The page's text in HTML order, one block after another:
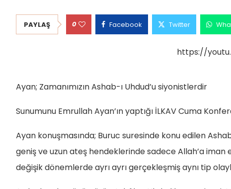
PAYLAŞ 0 Facebook Twitter
https://
Ayan; Zamanımızın Ashab-ı Uhdud’u siyonistlerdir
Sunumunu Emrullah Ayan’ın yaptığı İLKAV Cuma
Ayan konuşmasında; Buruc suresinde konu edilen
geniş ve uzun ateş hendeklerinde sadece Allah’a
değişik dönemlerde ayrı ayrı gerçekleşmiş aynı tip